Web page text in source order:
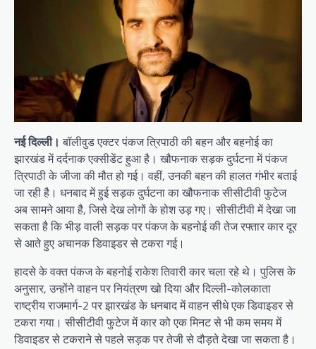
नई दिल्ली। बॉलीवुड एक्टर पंकज त्रिपाठी की बहन और बहनोई का
झारखंड में दर्दनाक एक्सीडेंट हुआ है। खौफनाक सड़क दुर्घटना में पंकज
त्रिपाठी के जीजा की मौत हो गई। वहीं, उनकी बहन की हालत गंभीर बताई
जा रही है। धनबाद में हुई सड़क दुर्घटना का खौफनाक सीसीटीवी फुटेज
अब सामने आया है, जिसे देख लोगों के होश उड़ गए। सीसीटीवी में देखा जा
सकता है कि भीड़ वाली सड़क पर पंकज के बहनोई की तेज रफ्तार कार दूर
से आते हुए अचानक डिवाइडर से टकरा गई।
हादसे के वक्त पंकज के बहनोई राकेश तिवारी कार चला रहे थे। पुलिस के
अनुसार, उन्होंने वाहन पर नियंत्रण खो दिया और दिल्ली-कोलकाता
राष्ट्रीय राजमार्ग-2 पर झारखंड के धनबाद में वाहन सीधे एक डिवाइडर से
टकरा गया। सीसीटीवी फुटेज में कार को एक मिनट से भी कम समय में
डिवाइडर से टकराने से पहले सड़क पर तेजी से दौड़ते देखा जा सकता है।